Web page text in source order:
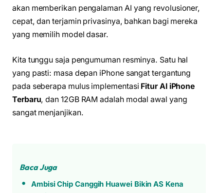
akan memberikan pengalaman AI yang revolusioner,
cepat, dan terjamin privasinya, bahkan bagi mereka
yang memilih model dasar.
Kita tunggu saja pengumuman resminya. Satu hal
yang pasti: masa depan iPhone sangat tergantung
pada seberapa mulus implementasi Fitur AI iPhone
Terbaru, dan 12GB RAM adalah modal awal yang
sangat menjanjikan.
Baca Juga
Ambisi Chip Canggih Huawei Bikin AS Kena